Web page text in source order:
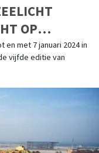
OP
en met 7 januari 2024 in
vijfde editie van